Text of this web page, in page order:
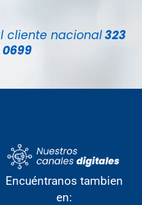
cliente nacional323
Encuéntranos tambien
en: